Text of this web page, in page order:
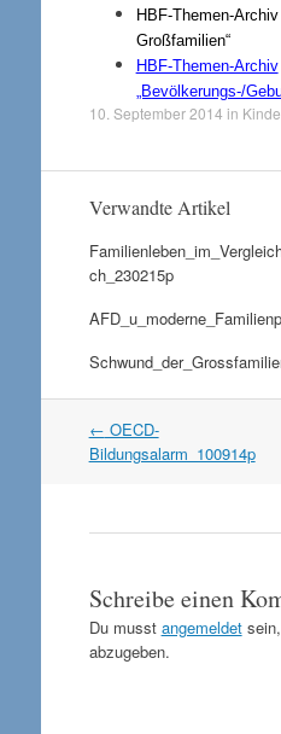
HBF-Themen-
Großfamilien“
HBF-Themen-Archiv
„Bevölkerungs-/
10. September 2014 in
Verwandte Artikel
ch_230215p
Artikel
Navigation
← OECD-
Bildungsalarm_100914p
Schreibe einen
Du musst angemeldetsein,
abzugeben.